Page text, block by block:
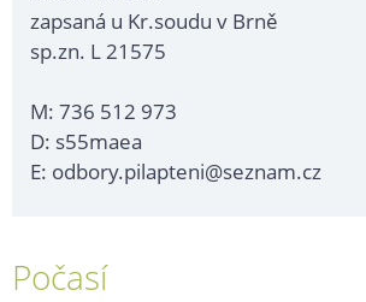
zapsaná u Kr.soudu v Brně
sp.zn. L 21575
M: 736 512 973
D: s55maea
E: odbory.pilapteni@seznam.cz
Počasí